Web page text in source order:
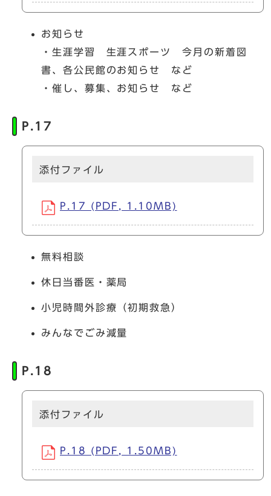
お知らせ
・生涯学習 生涯スポーツ 今月の新着図
書、各公民館のお知らせ など
・催し、募集、お知らせ など
P.17
添付ファイル
P.17 (PDF, 1.10MB)
無料相談
休日当番医・薬局
小児時間外診療（初期救急）
みんなでごみ減量
P.18
添付ファイル
P.18 (PDF, 1.50MB)